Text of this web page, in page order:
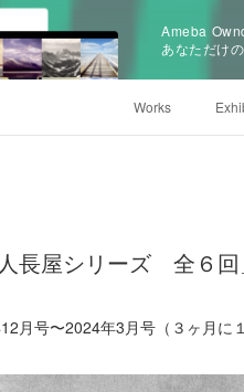
Ameba
あなただけ
Works
長屋シリーズ 全６回
号〜2024年3月号（３ヶ月に１